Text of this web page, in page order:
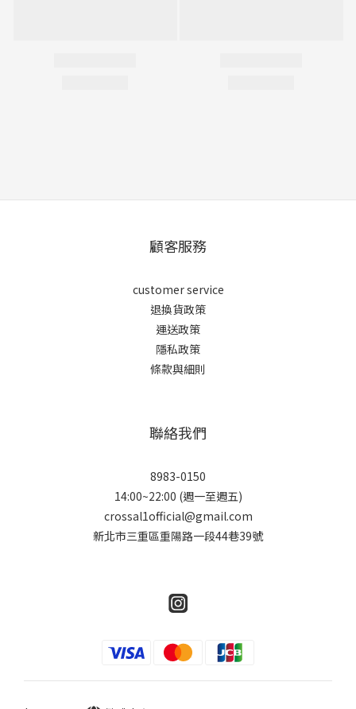
顧客服務
customer service
退換貨政策
運送政策
隱私政策
條款與細則
聯絡我們
8983-0150
14:00~22:00 (週一至週五)
crossal1official@gmail.com
新北市三重區重陽路一段44巷39號